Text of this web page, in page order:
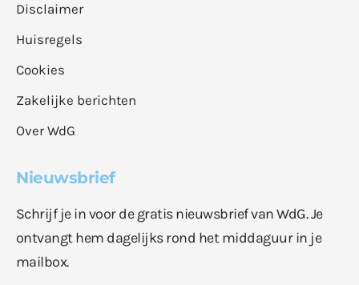
Disclaimer
Huisregels
Cookies
Zakelijke berichten
Over WdG
Nieuwsbrief
Schrijf je in voor de gratis nieuwsbrief van WdG. Je
ontvangt hem dagelijks rond het middaguur in je
mailbox.